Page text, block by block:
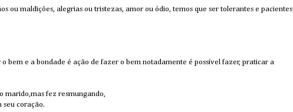
ou maldições, alegrias ou tristezas, amor ou ódio, temos que ser tolerantes e pacientes
bem e a bondade é ação de fazer o bem notadamente é possível fazer, praticar a
marido,mas fez resmungando,
seu coração.